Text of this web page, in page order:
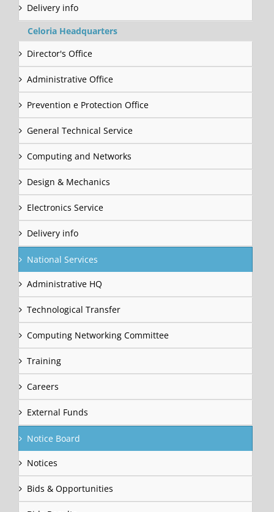
Delivery info
Celoria Headquarters
Director's Office
Administrative Office
Prevention e Protection Office
General Technical Service
Computing and Networks
Design & Mechanics
Electronics Service
Delivery info
National Services
Administrative HQ
Technological Transfer
Computing Networking Committee
Training
Careers
External Funds
Notice Board
Notices
Bids & Opportunities